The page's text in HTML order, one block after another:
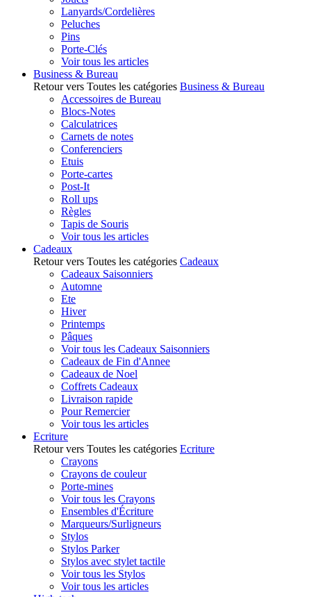
Lanyards/Cordelières
Peluches
Pins
Porte-Clés
Voir tous les articles
Business & Bureau
Retour vers Toutes les catégories Business & Bureau
Accessoires de Bureau
Blocs-Notes
Calculatrices
Carnets de notes
Conferenciers
Etuis
Porte-cartes
Post-It
Roll ups
Règles
Tapis de Souris
Voir tous les articles
Cadeaux
Retour vers Toutes les catégories Cadeaux
Cadeaux Saisonniers
Automne
Ete
Hiver
Printemps
Pâques
Voir tous les Cadeaux Saisonniers
Cadeaux de Fin d'Annee
Cadeaux de Noel
Coffrets Cadeaux
Livraison rapide
Pour Remercier
Voir tous les articles
Ecriture
Retour vers Toutes les catégories Ecriture
Crayons
Crayons de couleur
Porte-mines
Voir tous les Crayons
Ensembles d'Écriture
Marqueurs/Surligneurs
Stylos
Stylos Parker
Stylos avec stylet tactile
Voir tous les Stylos
Voir tous les articles